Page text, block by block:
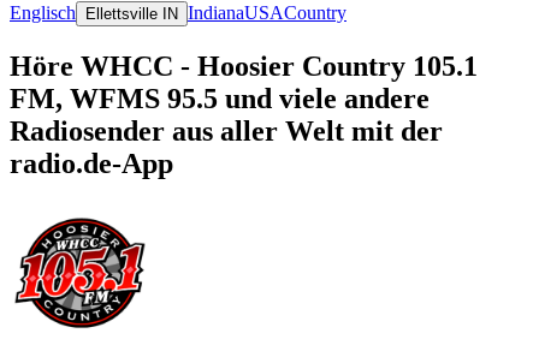
Englisch Ellettsville IN IndianaUSACountry
Höre WHCC - Hoosier Country 105.1
FM, WFMS 95.5 und viele andere
Radiosender aus aller Welt mit der
radio.de-App